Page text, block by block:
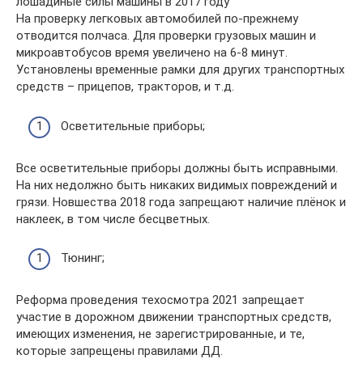
На проверку легковых автомобилей по-прежнему
отводится полчаса. Для проверки грузовых машин и
микроавтобусов время увеличено на 6-8 минут.
Установлены временные рамки для других транспортных
средств – прицепов, тракторов, и т.д.
Осветительные приборы;
Все осветительные приборы должны быть исправными.
На них недолжно быть никаких видимых повреждений и
грязи. Новшества 2018 года запрещают наличие плёнок и
наклеек, в том числе бесцветных.
Тюнинг;
Реформа проведения техосмотра 2021 запрещает
участие в дорожном движении транспортных средств,
имеющих изменения, не зарегистрированные, и те,
которые запрещены правилами ДД.